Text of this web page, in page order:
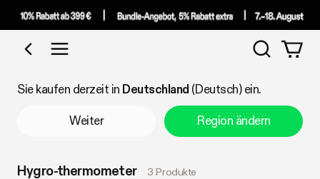
Nach Kategorie einkaufen
Suchen
Sie kaufen derzeit in Deutschland(Deutsch) ein.
Weiter Region ändern
Hygro-thermometer 3 Produkte